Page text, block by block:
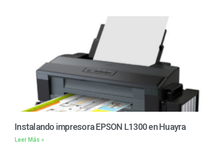
Instalando impresora EPSON L1300 en Huayra
Leer Más »